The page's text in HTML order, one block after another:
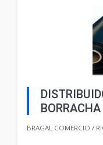
BORRACHA
BRAGAL COMERCIO /